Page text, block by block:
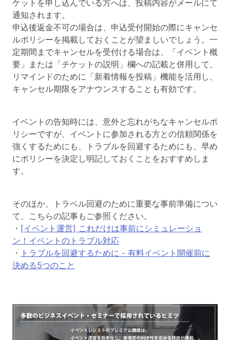
ケットを申し込んでいる方へは、投稿内容がメールにて
通知されます。
申込後返金不可の場合は、申込受付開始の際にキャンセ
ルポリシーを掲載しておくことが望ましいでしょう。一
定期間までキャンセルを受付ける場合は、「イベント概
要」または「チケットの説明」欄への記載と併用して、
リマインドのために「新着情報を投稿」機能を活用し、
キャンセル期限をアナウンスすることも有効です。
イベントの告知時には、意外と忘れがちなキャンセルポ
リシーですが、イベントに参加される方との信頼関係を
強くするためにも、トラブルを回避するためにも、早め
にポリシーを決定し明記しておくことをおすすめしま
す。
そのほか、トラベル回避のために重要な事前準備につい
て、こちらの記事もご参照ください。
・ [イベント運営] これだけは事前にシミュレーショ
ン！イベントのトラブル対応
・ トラブルを回避するために - 有料イベント開催前に
決める5つのこと